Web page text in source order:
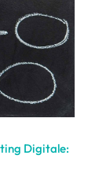
Digitale: